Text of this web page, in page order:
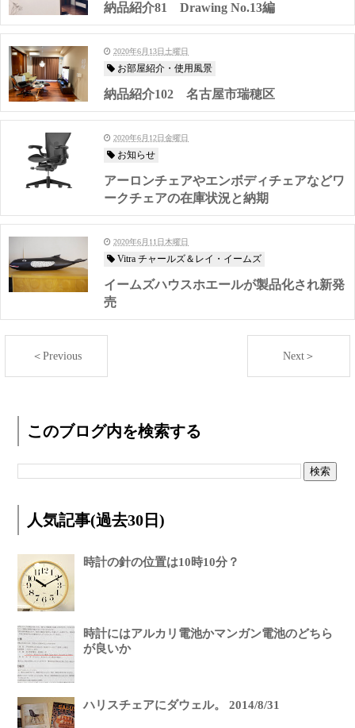
納品紹介81 Drawing No.13編
2020年6月13日土曜日
お部屋紹介・使用風景
納品紹介102 名古屋市瑞穂区
2020年6月12日金曜日
お知らせ
アーロンチェアやエンボディチェアなどワ
ークチェアの在庫状況と納期
2020年6月11日木曜日
Vitra チャールズ＆レイ・イームズ
イームズハウスホエールが製品化され新発
売
＜Previous Next＞
このブログ内を検索する
人気記事(過去30日)
時計の針の位置は10時10分？
時計にはアルカリ電池かマンガン電池のどちら
が良いか
ハリスチェアにダウェル。 2014/8/31